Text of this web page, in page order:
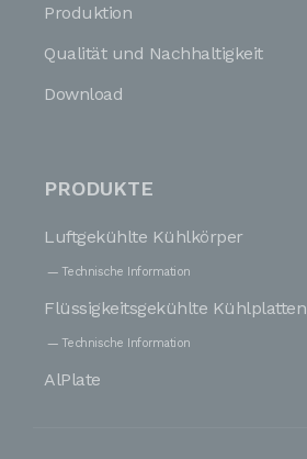
Produktion
Qualität und Nachhaltigkeit
Download
PRODUKTE
Luftgekühlte Kühlkörper
Technische Information
Flüssigkeitsgekühlte Kühlplatten
Technische Information
AlPlate